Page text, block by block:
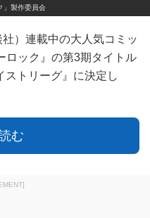
」製作委員会
）連載中の大人気コミッ
ロック』の第3期タイトル
ストリーグ』に決定し
む